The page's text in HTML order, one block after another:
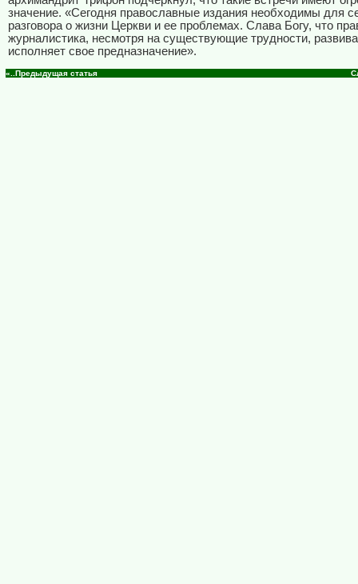
значение. «Сегодня православные издания необходимы для
разговора о жизни Церкви и ее проблемах. Слава Богу, что
журналистика, несмотря на существующие трудности,
исполняет свое предназначение».
«..Предыдущая статья